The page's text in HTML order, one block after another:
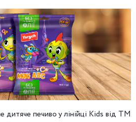
дитяче печиво у лінійці Kids від ТМ